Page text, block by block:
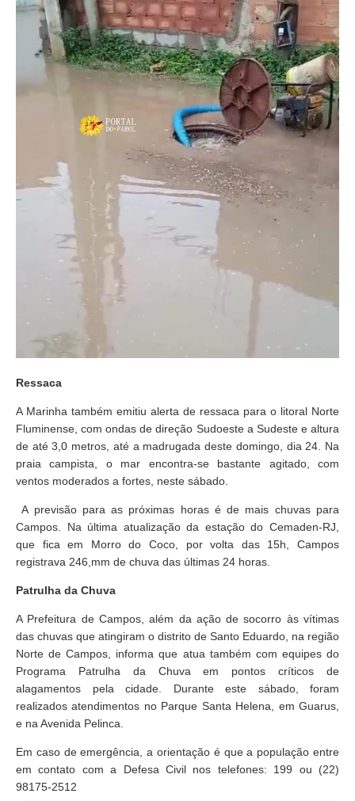
Ressaca
A Marinha também emitiu alerta de ressaca para o litoral Norte
Fluminense, com ondas de direção Sudoeste a Sudeste e altura
de até 3,0 metros, até a madrugada deste domingo, dia 24. Na
praia campista, o mar encontra-se bastante agitado, com
ventos moderados a fortes, neste sábado.
A previsão para as próximas horas é de mais chuvas para
Campos. Na última atualização da estação do Cemaden-RJ,
que fica em Morro do Coco, por volta das 15h, Campos
registrava 246,mm de chuva das últimas 24 horas.
Patrulha da Chuva
A Prefeitura de Campos, além da ação de socorro às vítimas
das chuvas que atingiram o distrito de Santo Eduardo, na região
Norte de Campos, informa que atua também com equipes do
Programa Patrulha da Chuva em pontos críticos de
alagamentos pela cidade. Durante este sábado, foram
realizados atendimentos no Parque Santa Helena, em Guarus,
e na Avenida Pelinca.
Em caso de emergência, a orientação é que a população entre
em contato com a Defesa Civil nos telefones: 199 ou (22)
98175-2512